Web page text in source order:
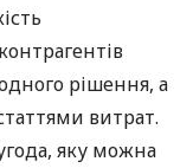
рішення, а
витрат.
яку можна